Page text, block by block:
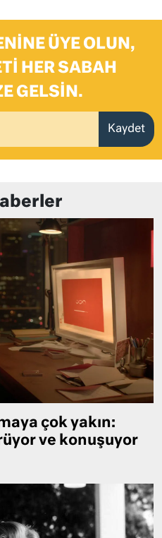
ÜYE OLUN,
HER SABAH
GELSIN.
Kaydet
çok yakın:
ve konuşuyor